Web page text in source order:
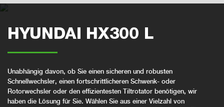
HYUNDAI HX300 L
Unabhängig davon, ob Sie einen sicheren und robusten
Schnellwechsler, einen fortschrittlicheren Schwenk- oder
Rotorwechsler oder den effizientesten Tiltrotator benötigen, wir
haben die Lösung für Sie. Wählen Sie aus einer Vielzahl von